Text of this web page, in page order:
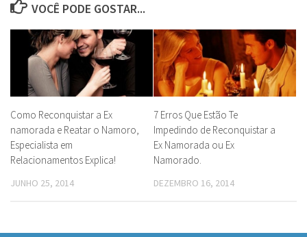
VOCÊ PODE GOSTAR...
Como Reconquistar a Ex
namorada e Reatar o Namoro,
Especialista em
Relacionamentos Explica!
JUNHO 25, 2014
7 Erros Que Estão Te
Impedindo de Reconquistar a
Ex Namorada ou Ex
Namorado.
DEZEMBRO 16, 2014